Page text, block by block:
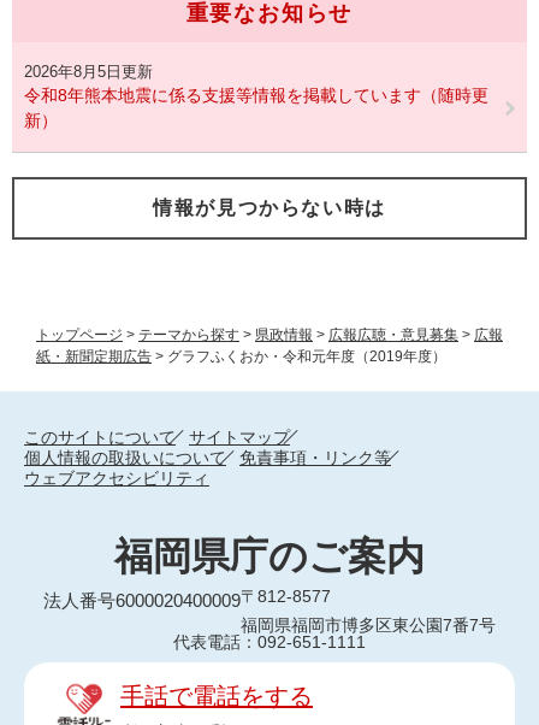
トップページ > テーマから探す > 県政情報 > 広報広聴・意見募集 > 広報
紙・新聞定期広告 > グラフふくおか・令和元年度（2019年度）
重要なお知らせ
2026年8月5日更新
令和8年熊本地震に係る支援等情報を掲載しています（随時更
新）
情報が見つからない時は
このサイトについて
サイトマップ
個人情報の取扱いについて
免責事項・リンク等
ウェブアクセシビリティ
福岡県庁のご案内
法人番号6000020400009〒812-8577
福岡県福岡市博多区東公園7番7号
代表電話：092-651-1111
手話で電話をする